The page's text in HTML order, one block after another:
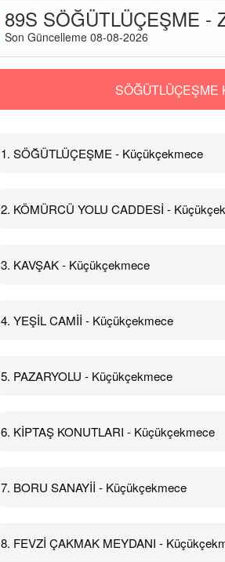
89S SÖĞÜTLÜÇEŞME -
Son Güncelleme 08-08-2026
SÖĞÜTLÜÇEŞME
1. SÖĞÜTLÜÇEŞME - Küçükçekmece
2. KÖMÜRCÜ YOLU CADDESİ -
3. KAVŞAK - Küçükçekmece
4. YEŞİL CAMİİ - Küçükçekmece
5. PAZARYOLU - Küçükçekmece
6. KİPTAŞ KONUTLARI - Küçükçekmece
7. BORU SANAYİİ - Küçükçekmece
8. FEVZİ ÇAKMAK MEYDANI -